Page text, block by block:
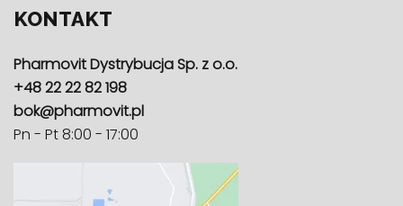
KONTAKT
Pharmovit Dystrybucja Sp. z o.o.
+48 22 22 82 198
bok@pharmovit.pl
Pn - Pt 8:00 - 17:00